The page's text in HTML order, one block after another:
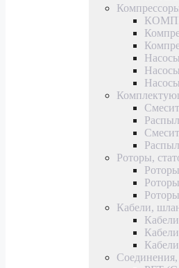
Роторы,
Кабели,